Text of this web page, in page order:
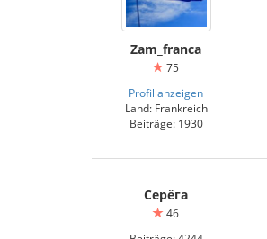
Zam_franca
75
Profil anzeigen
Land: Frankreich
Beiträge: 1930
Серёга
46